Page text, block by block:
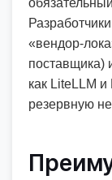
«вендор-
поставщика)
как LiteLLM и
резервную